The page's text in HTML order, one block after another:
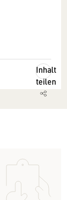
Inhalt
teilen